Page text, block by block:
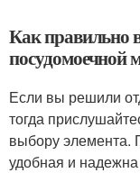
Как правильно
Если вы решили
тогда
выбору элемента.
удобная и надежна